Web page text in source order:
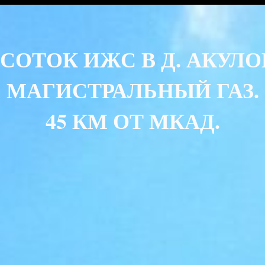
СОТОК ИЖС В Д.
МАГИСТРАЛЬНЫЙ ГАЗ.
45 КМ ОТ МКАД.